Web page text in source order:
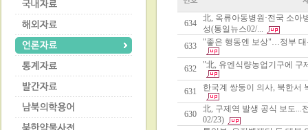
634
北, 옥류아동병원·전국 소아
성(통일뉴스02/...
633
"좋은 행동엔 보상"…정부 대
632 "北, 유엔식량농업기구에 구
631 한국계 쌍둥이 의사, 북한서
630
北, 구제역 발생 공식 보도...
02/23)